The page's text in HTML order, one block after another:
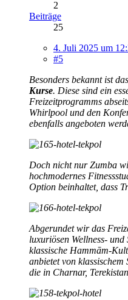
2
Beiträge
25
4. Juli 2025 um
#5
Besonders bekannt ist
Kurse. Diese sind ein
Freizeitprogramms
Whirlpool und den
ebenfalls angeboten
Doch nicht nur Zumba
hochmodernes
Option beinhaltet, dass
Abgerundet wir das
luxuriösen Wellness-
klassische Hammām-
anbietet von
die in Charnar,